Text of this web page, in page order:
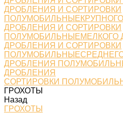
ДРОБЛЕНИЯ И СОРТИРОВКИ
ДРОБЛЕНИЯ И СОРТИРОВКИ
ПОЛУМОБИЛЬНЫЕМЕЛКОГО
ДРОБЛЕНИЯ И СОРТИРОВКИ
ДРОБЛЕНИЯ
ДРОБЛЕНИЯ
СОРТИРОВКИ
ГРОХОТЫ
Назад
ГРОХОТЫ